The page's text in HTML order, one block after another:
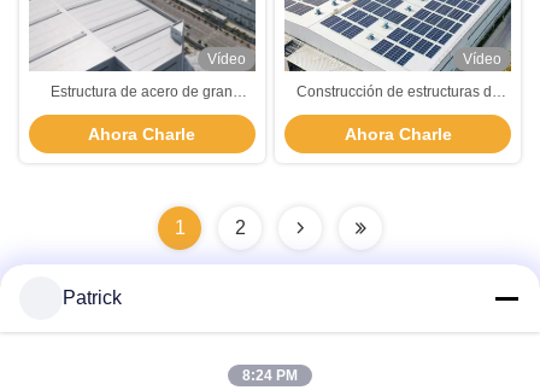
Vídeo
Estructura de acero de gran
envergadura Construcción del
portal marco prefabricado
Construcción de acero de calibre
Ahora Charle
Vídeo
Construcción de estructuras de
acero de carga para uso
industrial, comercial y residencial
Ahora Charle
1 2
Patrick
8:24 PM